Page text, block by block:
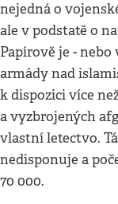
nejedná o
ale v podstatě o
Papírově je -
armády nad
k dispozici více
a vyzbrojených
vlastní letectvo.
nedisponuje a
70 000.